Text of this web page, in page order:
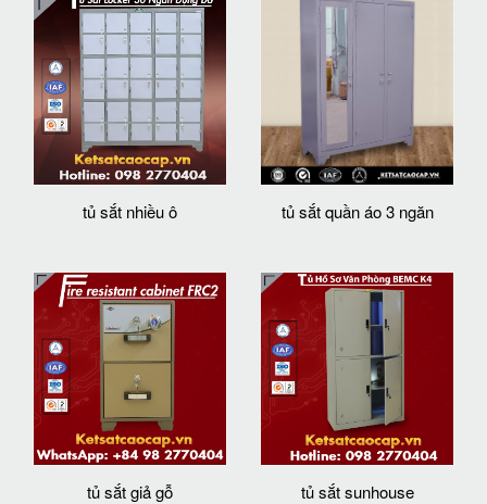
tủ sắt nhiều ô tủ sắt quần áo 3 ngăn
tủ sắt giả gỗ tủ sắt sunhouse